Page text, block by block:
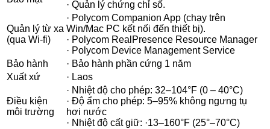
· Quản lý chứng chỉ số.
Quản lý từ xa
(qua Wi-fi)
· Polycom Companion App (chạy trên
Win/Mac PC kết nối đến thiết bị).
· Polycom RealPresence Resource Manager
· Polycom Device Management Service
Bảo hành
· Bảo hành phần cứng 1 năm
Xuất xứ
· Laos
Điều kiện
môi trường
· Nhiệt độ cho phép: 32–104°F (0 – 40°C)
· Độ ẩm cho phép: 5–95% không ngưng tụ
hơi nước
· Nhiệt độ cất giữ: ·13–160°F (25°–70°C)